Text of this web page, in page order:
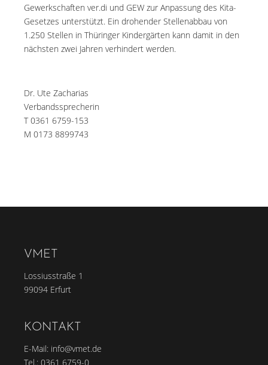
Gewerkschaften ver.di und GEW zur Anpassung des Kita-
Gesetzes unterstützt. Ein drohender Stellenabbau von
1.250 Stellen in Thüringer Kindergärten kann damit in den
nächsten zwei Jahren verhindert werden.
Dr. Ute Zacharias
Verbandssprecherin
T 0361 6759-153
M 0173 8899743
VMET
Lossiusstraße 1
99094 Erfurt
KONTAKT
E-Mail: info@vmet.de
Tel.: 0361 6759-0